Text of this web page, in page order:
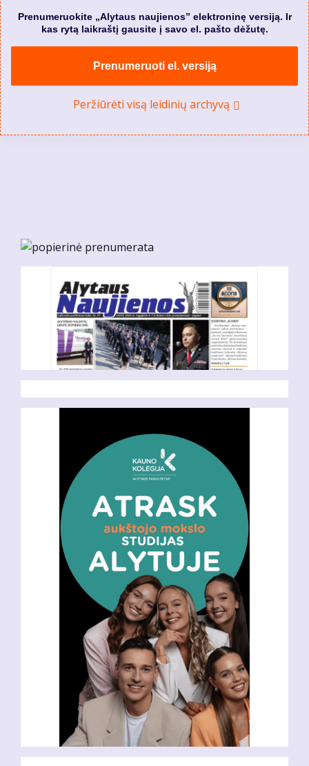
Prenumeruokite „Alytaus naujienos” elektroninę versiją. Ir
kas rytą laikraštį gausite į savo el. pašto dėžutę.
Prenumeruoti el. versiją
Peržiūrėti visą leidinių archyvą